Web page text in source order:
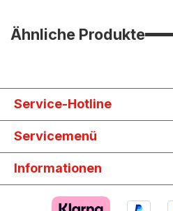
Ähnliche Produkte
Service-Hotline
Servicemenü
Informationen